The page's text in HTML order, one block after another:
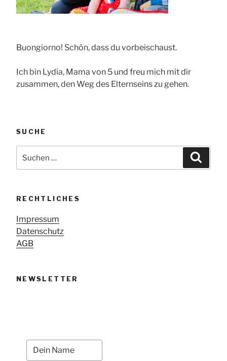
Buongiorno! Schön, dass du vorbeischaust.
Ich bin Lydia, Mama von 5 und freu mich mit dir
zusammen, den Weg des Elternseins zu gehen.
SUCHE
nach:
RECHTLICHES
Impressum
Datenschutz
AGB
NEWSLETTER